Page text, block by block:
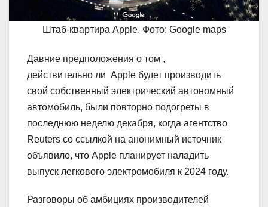
Штаб-квартира Apple. Фото: Google maps
Давние предположения о том ,
действительно ли Apple будет производить
свой собственный электрический автономный
автомобиль, были повторно подогреты в
последнюю неделю декабря, когда агентство
Reuters со ссылкой на анонимный источник
объявило, что Apple планирует наладить
выпуск легкового электромобиля к 2024 году.
Разговоры об амбициях производителей